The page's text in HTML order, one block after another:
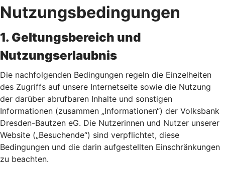
Nutzungsbedingungen
1. Geltungsbereich und
Nutzungserlaubnis
Die nachfolgenden Bedingungen regeln die Einzelheiten
des Zugriffs auf unsere Internetseite sowie die Nutzung
der darüber abrufbaren Inhalte und sonstigen
Informationen (zusammen „Informationen“) der Volksbank
Dresden-Bautzen eG. Die Nutzerinnen und Nutzer unserer
Website („Besuchende“) sind verpflichtet, diese
Bedingungen und die darin aufgestellten Einschränkungen
zu beachten.